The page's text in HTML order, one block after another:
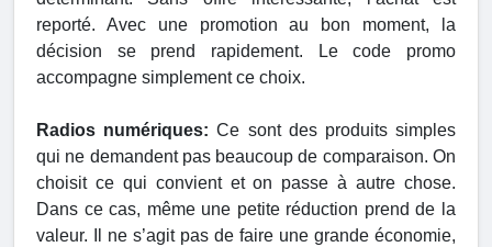
reporté. Avec une promotion au bon moment, la
décision se prend rapidement. Le code promo
accompagne simplement ce choix.
Radios numériques: Ce sont des produits simples
qui ne demandent pas beaucoup de comparaison. On
choisit ce qui convient et on passe à autre chose.
Dans ce cas, même une petite réduction prend de la
valeur. Il ne s’agit pas de faire une grande économie,